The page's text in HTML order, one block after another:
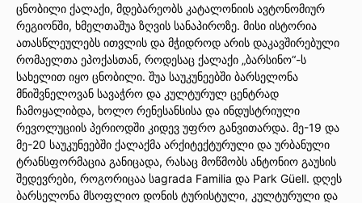
ცნობილი ქალაქი, მდებარეობს კატალონიის ავტონომიურ
რეგიონში, ხმელთაშუა ზღვის სანაპიროზე. მისი ისტორია
ათასწლეულებს ითვლის და მჭიდროდ არის დაკავშირებული
რომაელთა ეპოქასთან, როდესაც ქალაქი „ბარსინო“-ს
სახელით იყო ცნობილი. შუა საუკუნეებში ბარსელონა
მნიშვნელოვან სავაჭრო და კულტურულ ცენტრად
ჩამოყალიბდა, ხოლო რენესანსისა და ინდუსტრიული
რევოლუციის პერიოდში კიდევ უფრო განვითარდა. მე-19 და
მე-20 საუკუნეებში ქალაქმა არქიტექტურული და ურბანული
ტრანსფორმაცია განიცადა, რასაც მოწმობს ანტონიო გაუსის
შედევრები, როგორიცაა სagrada Familia და Park Güell. დღეს
ბარსელონა მსოფლიო დონის ტურისტული, კულტურული და